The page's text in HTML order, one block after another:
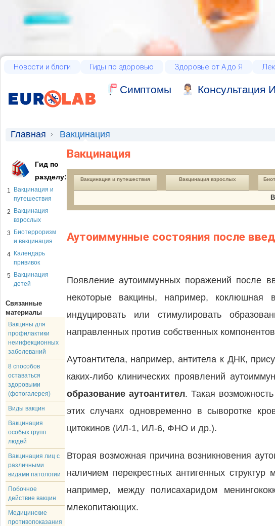
Новости и блоги Гиды по здоровью Здоровье от А до Я
Cимптомы Консультация
Главная Вакцинация
Гид по
разделу:
1
Вакцинация и
путешествия
2
Вакцинация
взрослых
3
Биотерроризм
и вакцинация
4 Календарь
прививок
5
Вакцинация
детей
Связанные
материалы
Вакцины для
профилактики
неинфекционных
заболеваний
8 способов
оставаться
здоровыми
(фотогалерея)
Виды вакцин
Вакцинация
особых групп
людей
Вакцинация лиц с
различными
видами патологии
Побочное
действие вакцин
Медицинские
противопоказания
Вакцинация
Вакцинация и путешествия Вакцинация взрослых
Аутоиммунные состояния после
Появление аутоиммунных поражений после
некоторые вакцины, например, коклюшная
индуцировать или стимулировать
направленных против собственных
Аутоантитела, например, антитела к ДНК,
каких-либо клинических проявлений
образование аутоантител. Такая
этих случаях одновременно в сыворотке
цитокинов (ИЛ-1, ИЛ-6, ФНО и др.).
Вторая возможная причина возникновения
наличием перекрестных антигенных
например, между полисахаридом
млекопитающих.